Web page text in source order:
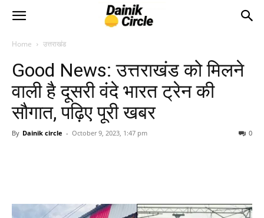
Home उत्तराखंड
Good News: उत्तराखंड को मिलने
वाली है दूसरी वंदे भारत ट्रेन की
सौगात, पढ़िए पूरी खबर
By Dainik circle - October 9, 2023, 1:47 pm 0